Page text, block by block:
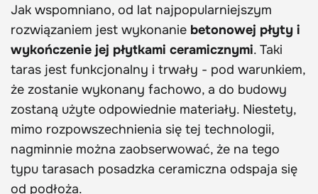
Jak wspomniano, od lat najpopularniejszym
rozwiązaniem jest wykonanie betonowej płyty i
wykończenie jej płytkami ceramicznymi. Taki
taras jest funkcjonalny i trwały - pod warunkiem,
że zostanie wykonany fachowo, a do budowy
zostaną użyte odpowiednie materiały. Niestety,
mimo rozpowszechnienia się tej technologii,
nagminnie można zaobserwować, że na tego
typu tarasach posadzka ceramiczna odspaja się
od podłoża.